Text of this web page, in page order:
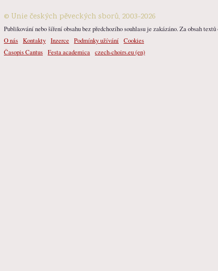
© Unie českých pěveckých sborů, 2003-2026
Publikování nebo šíření obsahu bez předchozího souhlasu je zakázáno. Za obsah
O nás Kontakty Inzerce Podmínky užívání Cookies
Časopis Cantus Festa academica czech-choirs.eu (en)